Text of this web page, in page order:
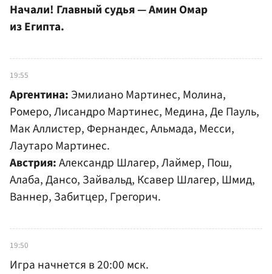
Начали! Главный судья — Амин Омар
из Египта.
19:55
Аргентина:Эмилиано Мартинес, Молина,
Ромеро, Лисандро Мартинес, Медина, Де Пауль,
Мак Аллистер, Фернандес, Альмада, Месси,
Лаутаро Мартинес.
Австрия:Александр Шлагер, Лаймер, Пош,
Алаба, Дансо, Зайвальд, Ксавер Шлагер, Шмид,
Ваннер, Забитцер, Грегорич.
19:50
Игра начнется в 20:00 мск.